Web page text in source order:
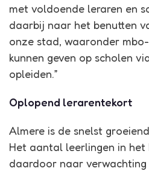
met voldoende leraren en
daarbij naar het benutten
onze stad, waaronder
kunnen geven op scholen
opleiden.”
Oplopend lerarentekort
Almere is de snelst
Het aantal leerlingen in het
daardoor naar